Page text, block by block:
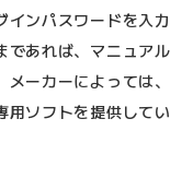
インパスワードを入力
であれば、マニュアル
ーカーによっては、
用ソフトを提供してい